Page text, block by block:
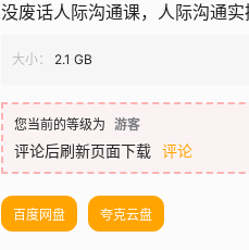
没废话人际沟通课，人际沟通
大小： 2.1 GB
您当前的等级为 游客
评论后刷新页面下载 评论
百度网盘 夸克云盘